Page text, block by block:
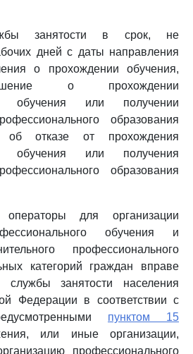
занятости в срок, не
дней с даты направления
о прохождении обучения,
о прохождении
обучения или получении
образования
об отказе от прохождения
обучения или получения
образования
для организации
обучения и
профессионального
категорий граждан вправе
службы занятости населения
Федерации в соответствии с
пунктом 15
или иные организации,
профессионального